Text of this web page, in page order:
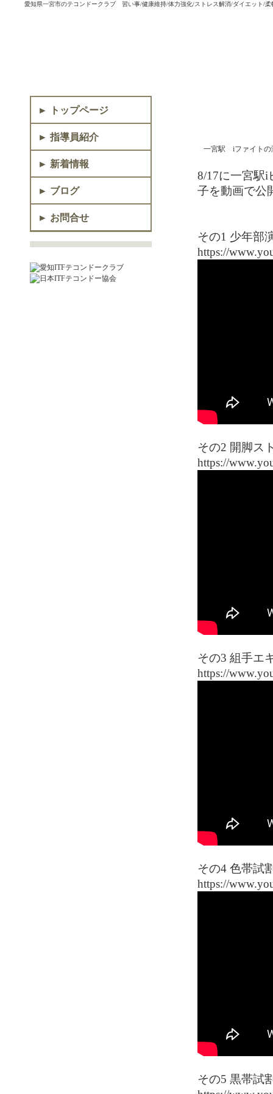
愛知県一宮市のテコンドークラブ 習い事/健康維持/体力強化/ストレス解消/ダイエッ
► トップページ
► 指導員紹介
► 新着情報
► ブログ
► お問合せ
一宮駅 iファイトの
8/17に一宮駅i
子を動画で公
その1 少年部
https://
その2 開脚ス
https://
その3 組手エ
https://
その4 色帯試
https://
その5 黒帯試